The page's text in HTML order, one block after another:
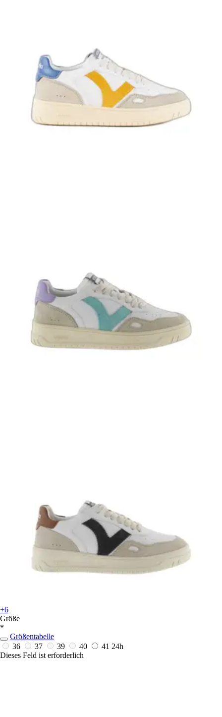
+6
Größe
*
Größentabelle
36
37 39 40 41 24h
Dieses Feld ist erforderlich